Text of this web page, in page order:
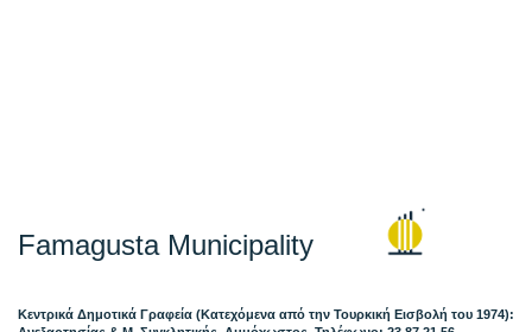
Famagusta Municipality
Κεντρικά Δημοτικά Γραφεία (Κατεχόμενα από την Τουρκική Εισβολή του 1974):